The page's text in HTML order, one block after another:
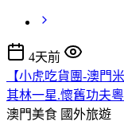
4天前
【小虎吃貨團-澳門
其林一星.懷舊功夫
澳門美食 國外旅遊